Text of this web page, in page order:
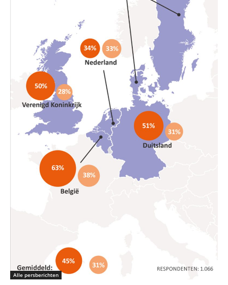
Alle persberichten